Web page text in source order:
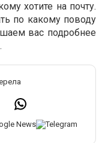
хотите на почту.
по какому поводу
вас подробнее